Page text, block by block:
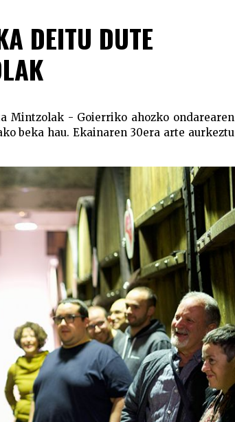
DEITU DUTE
Mintzolak - Goierriko ahozko ondarearen
beka hau. Ekainaren 30era arte aurkeztu